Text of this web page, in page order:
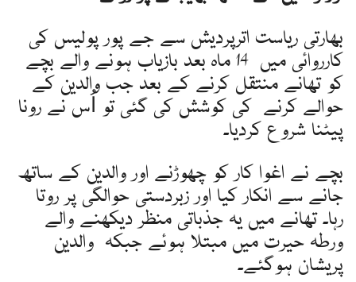
بھارتی ریاست اترپردیش سے جے پور پولیس کی
کارروائی میں 14 ماہ بعد بازیاب ہونے والے بچے
کو تھانے منتقل کرنے کے بعد جب والدین کے
حوالے کرنے کی کوشش کی گئی تو اُس نے رونا
پیٹنا شروع کردیا۔
بچے نے اغوا کار کو چھوڑنے اور والدین کے ساتھ
جانے سے انکار کیا اور زبردستی حوالگی پر روتا
رہا۔ تھانے میں یہ جذباتی منظر دیکھنے والے
ورطہ حیرت میں مبتلا ہوئے جبکہ والدین
پریشان ہوگئے۔